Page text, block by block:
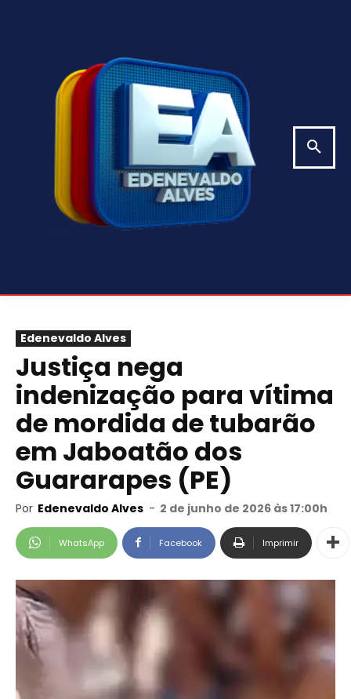
Edenevaldo Alves
Justiça nega
indenização para vítima
de mordida de tubarão
em Jaboatão dos
Guararapes (PE)
Por Edenevaldo Alves - 2 de junho de 2026 às 17:00h
WhatsApp Facebook Imprimir